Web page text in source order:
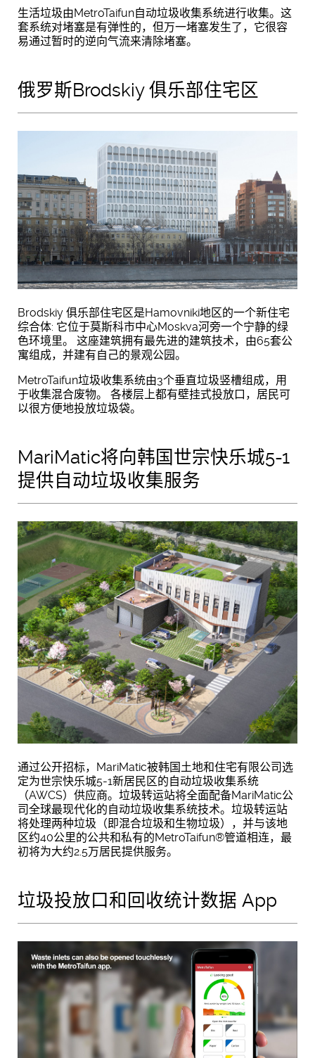
生活垃圾由MetroTaifun自动垃圾收集系统进行收集。这
套系统对堵塞是有弹性的，但万一堵塞发生了，它很容
易通过暂时的逆向气流来清除堵塞。
俄罗斯Brodskiy 俱乐部住宅区
Brodskiy 俱乐部住宅区是Hamovniki地区的一个新住宅
综合体: 它位于莫斯科市中心Moskva河旁一个宁静的绿
色环境里。 这座建筑拥有最先进的建筑技术，由65套公
寓组成，并建有自己的景观公园。
MetroTaifun垃圾收集系统由3个垂直垃圾竖槽组成，用
于收集混合废物。 各楼层上都有壁挂式投放口，居民可
以很方便地投放垃圾袋。
MariMatic将向韩国世宗快乐城5-1
提供自动垃圾收集服务
通过公开招标，MariMatic被韩国土地和住宅有限公司选
定为世宗快乐城5-1新居民区的自动垃圾收集系统
（AWCS）供应商。垃圾转运站将全面配备MariMatic公
司全球最现代化的自动垃圾收集系统技术。垃圾转运站
将处理两种垃圾（即混合垃圾和生物垃圾），并与该地
区约40公里的公共和私有的MetroTaifun®管道相连，最
初将为大约2.5万居民提供服务。
垃圾投放口和回收统计数据 App